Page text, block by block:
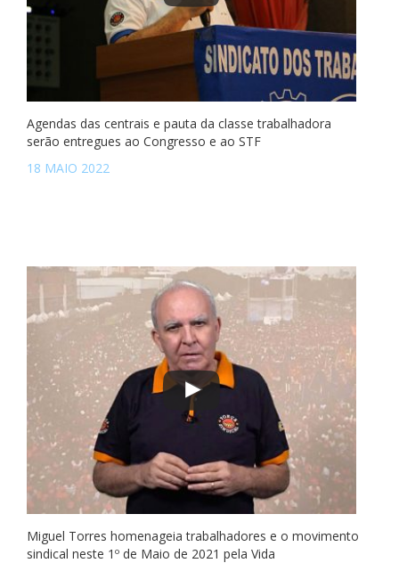
Agendas das centrais e pauta da classe trabalhadora
serão entregues ao Congresso e ao STF
18 MAIO 2022
Miguel Torres homenageia trabalhadores e o movimento
sindical neste 1º de Maio de 2021 pela Vida